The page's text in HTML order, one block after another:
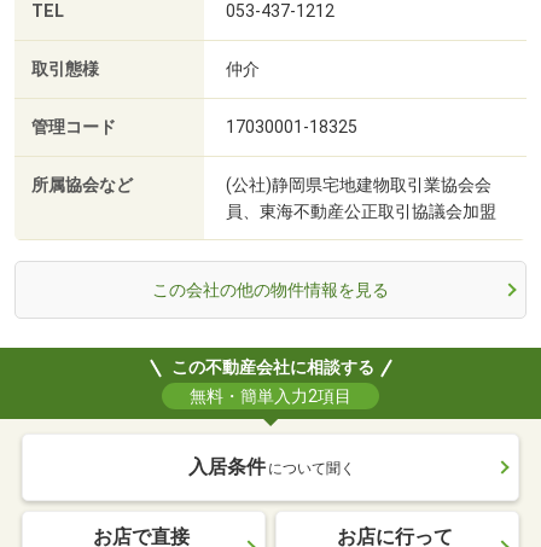
TEL 053-437-1212
取引態様 仲介
管理コード 17030001-18325
所属協会など
(公社)静岡県宅地建物取引業協会会
員、東海不動産公正取引協議会加盟
この会社の他の物件情報を見る
この不動産会社に相談する
無料・簡単入力2項目
入居条件 について聞く
お店で直接 お店に行って